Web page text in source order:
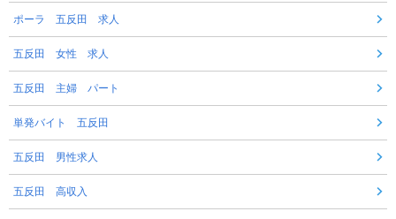
ポーラ 五反田 求人
五反田 女性 求人
五反田 主婦 パート
単発バイト 五反田
五反田 男性求人
五反田 高収入